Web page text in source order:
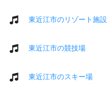
東近江市のリゾート施設
東近江市の競技場
東近江市のスキー場